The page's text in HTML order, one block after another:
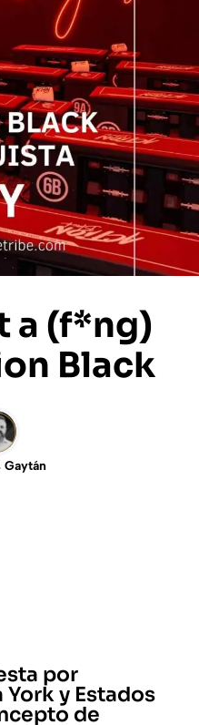
a (f*ng)
Black
Gaytán
por
y Estados
de